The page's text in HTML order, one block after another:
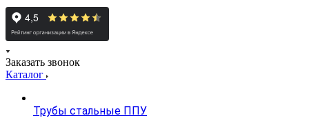
Заказать звонок
Каталог
Трубы стальные ППУ